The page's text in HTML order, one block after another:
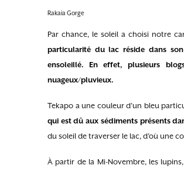
Rakaia Gorge
Par chance, le soleil a choisi notre
particularité du lac réside dans
ensoleillé. En effet, plusieurs
nuageux/pluvieux.
Tekapo a une couleur d’un bleu
qui est dû aux sédiments présents
du soleil de traverser le lac, d’où une
À partir de la Mi-Novembre, les